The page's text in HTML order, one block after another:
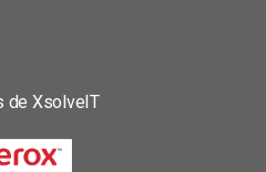
de XsolveIT